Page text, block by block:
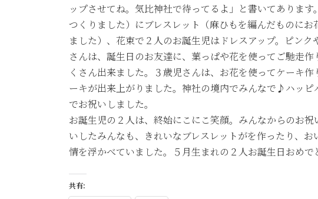
ップさせてね。気比神社で待ってるよ」と書いてありま
つくりました）にブレスレット（麻ひもを編んだものに
ました）、花束で２人のお誕生児はドレスアップ。ピン
さんは、誕生日のお友達に、葉っぱや花を使ってご馳走
くさん出来ました。３歳児さんは、お花を使ってケーキ
ーキが出来上がりました。神社の境内でみんなで♪ハッ
でお祝いしました。
お誕生児の２人は、終始にこにこ笑顔。みんなからのお
いしたみんなも、きれいなブレスレットがを作ったり、
情を浮かべていました。５月生まれの２人お誕生日おめで
共有: